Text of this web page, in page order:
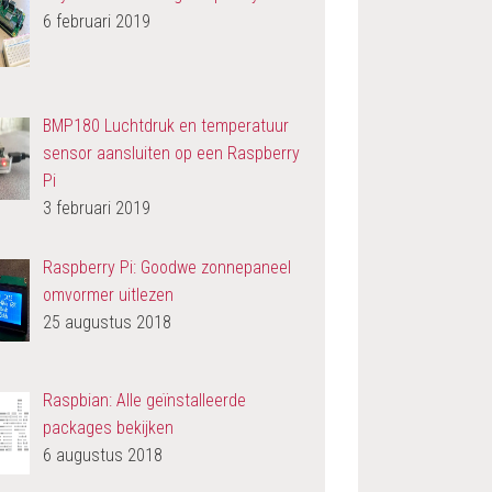
6 februari 2019
BMP180 Luchtdruk en temperatuur
sensor aansluiten op een Raspberry
Pi
3 februari 2019
Raspberry Pi: Goodwe zonnepaneel
omvormer uitlezen
25 augustus 2018
Raspbian: Alle geïnstalleerde
packages bekijken
6 augustus 2018